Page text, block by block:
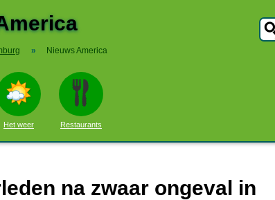
» Nieuws America
Het weer Restaurants
na zwaar ongeval in